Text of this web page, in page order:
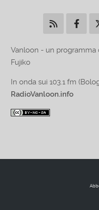
Vanloon - un programma
Fujiko
In onda sui 103.1 fm
RadioVanloon.info